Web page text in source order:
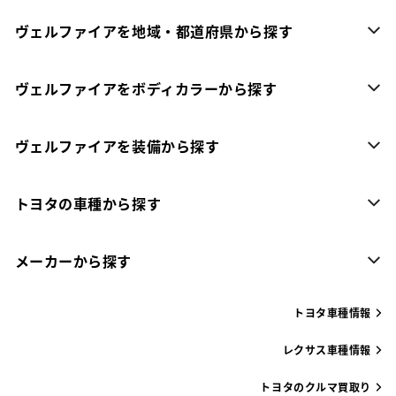
ヴェルファイアを地域・都道府県から探す
ヴェルファイアをボディカラーから探す
ヴェルファイアを装備から探す
トヨタの車種から探す
メーカーから探す
トヨタ車種情報
レクサス車種情報
トヨタのクルマ買取り